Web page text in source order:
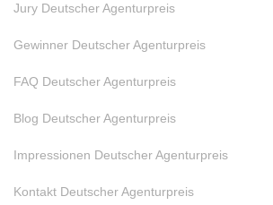
Jury Deutscher Agenturpreis
Gewinner Deutscher Agenturpreis
FAQ Deutscher Agenturpreis
Blog Deutscher Agenturpreis
Impressionen Deutscher Agenturpreis
Kontakt Deutscher Agenturpreis